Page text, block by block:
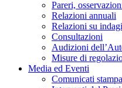
Pareri,
Relazioni annuali
Relazioni su
Consultazioni
Audizioni
Misure di
Media ed Eventi
Comunicati stampa